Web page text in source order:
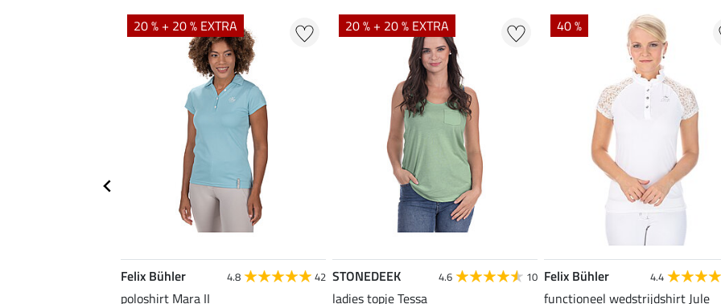
20 % + 20 % EXTRA
Felix Bühler 4.8 42
poloshirt Mara II
20 % + 20 % EXTRA
STONEDEEK 4.6 10
ladies topje Tessa
40 %
Felix Bühler 4.4
functioneel wedstrijdshirt Jule